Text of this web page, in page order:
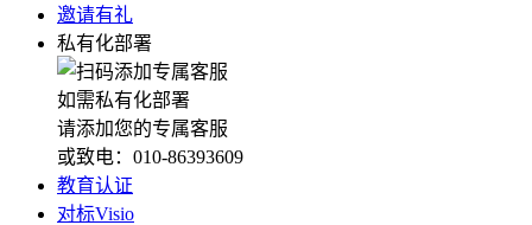
邀请有礼
私有化部署
如需私有化部署
请添加您的专属客服
或致电：010-86393609
教育认证
对标Visio